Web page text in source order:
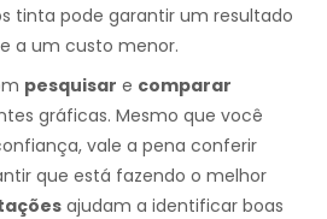
tinta pode garantir um resultado
a um custo menor.
pesquisar e comparar
gráficas. Mesmo que você
vale a pena conferir
que está fazendo o melhor
ajudam a identificar boas